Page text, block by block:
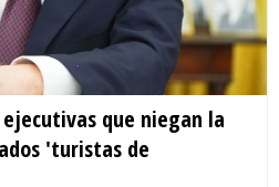
que niegan la
'turistas de